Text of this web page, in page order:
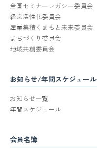
全国セミナーレガシー委員会
経営活性化委員会
産業集積くまもと未来委員会
まちづくり委員会
地域共創委員会
お知らせ/年間スケジュール
お知らせ一覧
年間スケジュール
会員名簿